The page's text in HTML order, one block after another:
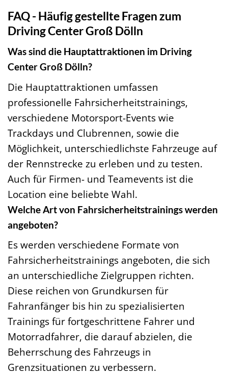
FAQ - Häufig gestellte Fragen zum
Driving Center Groß Dölln
Was sind die Hauptattraktionen im Driving
Center Groß Dölln?
Die Hauptattraktionen umfassen
professionelle Fahrsicherheitstrainings,
verschiedene Motorsport-Events wie
Trackdays und Clubrennen, sowie die
Möglichkeit, unterschiedlichste Fahrzeuge auf
der Rennstrecke zu erleben und zu testen.
Auch für Firmen- und Teamevents ist die
Location eine beliebte Wahl.
Welche Art von Fahrsicherheitstrainings werden
angeboten?
Es werden verschiedene Formate von
Fahrsicherheitstrainings angeboten, die sich
an unterschiedliche Zielgruppen richten.
Diese reichen von Grundkursen für
Fahranfänger bis hin zu spezialisierten
Trainings für fortgeschrittene Fahrer und
Motorradfahrer, die darauf abzielen, die
Beherrschung des Fahrzeugs in
Grenzsituationen zu verbessern.